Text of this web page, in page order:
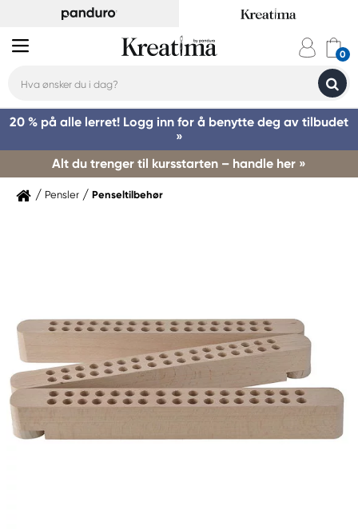
20 % på alle lerret! Logg inn for å benytte deg av tilbudet
»
Alt du trenger til kursstarten – handle her »
Pensler Penseltilbehør